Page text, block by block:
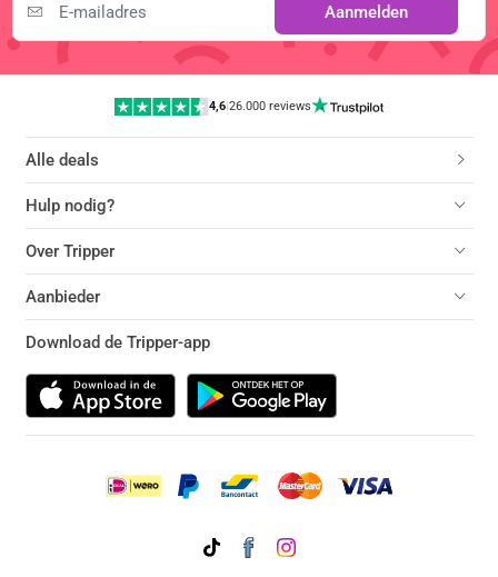
Aanmelden
4,6 |26.000 reviews
Alle deals
Hulp nodig?
Over Tripper
Aanbieder
Download de Tripper-app